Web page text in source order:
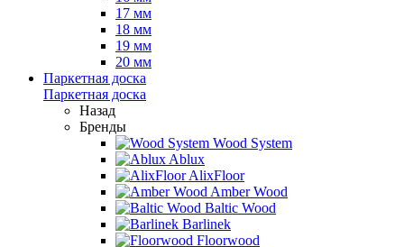
17 мм
18 мм
19 мм
20 мм
Паркетная доска
Паркетная доска
Назад
Бренды
Wood System
Ablux
AlixFloor
Amber Wood
Baltic Wood
Barlinek
Floorwood